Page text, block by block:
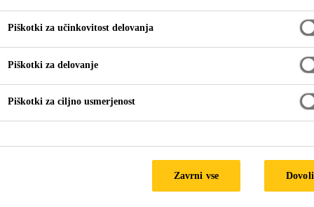
Podrobnosti proizvoda
Piškotki za učinkovitost delovanja
Piškotki za delovanje
Piškotki za ciljno usmerjenost
Zavrni vse